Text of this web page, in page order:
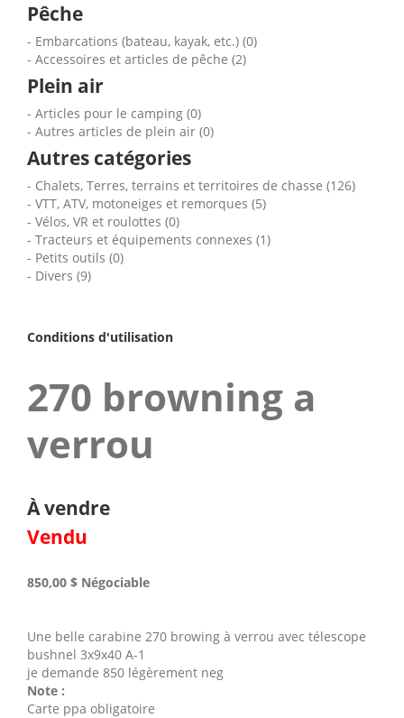
Pêche
Embarcations (bateau, kayak, etc.) (0)
Accessoires et articles de pêche (2)
Plein air
Articles pour le camping (0)
Autres articles de plein air (0)
Autres catégories
Chalets, Terres, terrains et territoires de chasse (126)
VTT, ATV, motoneiges et remorques (5)
Vélos, VR et roulottes (0)
Tracteurs et équipements connexes (1)
Petits outils (0)
Divers (9)
Conditions d'utilisation
270 browning a
verrou
À vendre
Vendu
850,00 $ Négociable
Une belle carabine 270 browing à verrou avec télescope
bushnel 3x9x40 A-1
je demande 850 légèrement neg
Note :
Carte ppa obligatoire